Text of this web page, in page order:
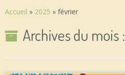
Accueil » 2025 » février
Archives du mois :